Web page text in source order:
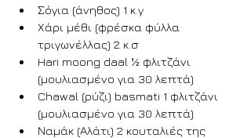
Σόγια (άνηθος) 1 κ.γ
Χάρι μέθι (φρέσκα φύλλα
τριγωνέλλας) 2 κ.σ
Hari moong daal ½ φλιτζάνι
(μουλιασμένο για 30 λεπτά)
Chawal (ρύζι) basmati 1 φλιτζάνι
(μουλιασμένο για 30 λεπτά)
Ναμάκ (Αλάτι) 2 κουταλιές της